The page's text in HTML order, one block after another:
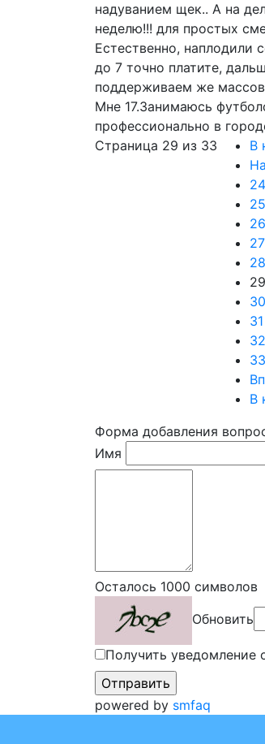
надуванием щек.. А на
неделю!!! для простых
Естественно, наплодили
до 7 точно платите,
поддерживаем же
Мне 17.Занимаюсь
профессионально в
Страница 29 из 33
В
24
25
26
27
28
29
30
31
32
33
В
Форма добавления
Имя
Осталось 1000 символов
Обновить
Получить уведомление
powered by smfaq